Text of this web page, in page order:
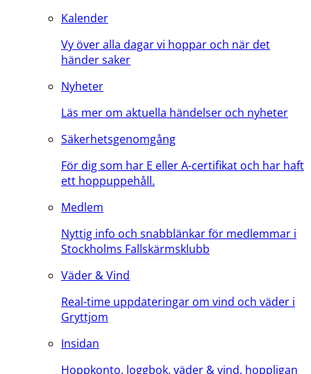
Kalender
Vy över alla dagar vi hoppar och när det
händer saker
Nyheter
Läs mer om aktuella händelser och nyheter
Säkerhetsgenomgång
För dig som har E eller A-certifikat och har haft
ett hoppuppehåll.
Medlem
Nyttig info och snabblänkar för medlemmar i
Stockholms Fallskärmsklubb
Väder & Vind
Real-time uppdateringar om vind och väder i
Gryttjom
Insidan
Hoppkonto, loggbok, väder & vind, hoppligan